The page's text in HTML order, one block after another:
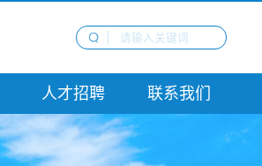
人才招聘 联系我们